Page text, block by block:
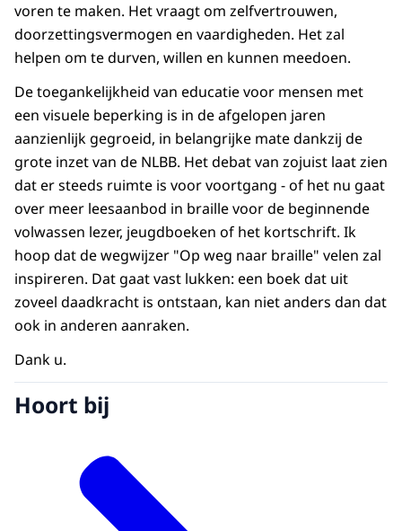
voren te maken. Het vraagt om zelfvertrouwen,
doorzettingsvermogen en vaardigheden. Het zal
helpen om te durven, willen en kunnen meedoen.
De toegankelijkheid van educatie voor mensen met
een visuele beperking is in de afgelopen jaren
aanzienlijk gegroeid, in belangrijke mate dankzij de
grote inzet van de NLBB. Het debat van zojuist laat zien
dat er steeds ruimte is voor voortgang - of het nu gaat
over meer leesaanbod in braille voor de beginnende
volwassen lezer, jeugdboeken of het kortschrift. Ik
hoop dat de wegwijzer "Op weg naar braille" velen zal
inspireren. Dat gaat vast lukken: een boek dat uit
zoveel daadkracht is ontstaan, kan niet anders dan dat
ook in anderen aanraken.
Dank u.
Hoort bij